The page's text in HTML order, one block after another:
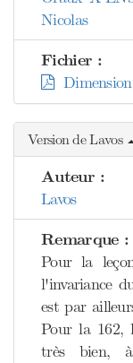
Nicolas
Fichier :
Version de Lavos
Auteur :
Lavos
Remarque :
Pour la
l'invariance
est par
Pour la 162,
très bien,